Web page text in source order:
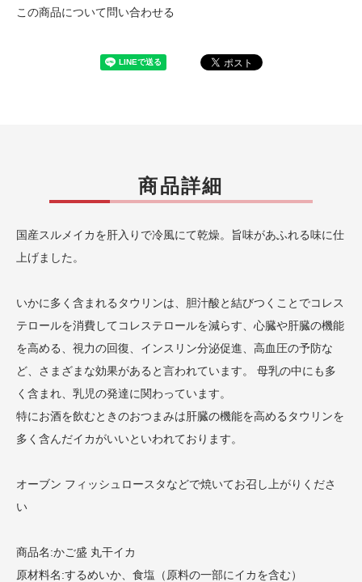
この商品について問い合わせる
商品詳細
国産スルメイカを肝入りで冷風にて乾燥。旨味があふれる味に仕
上げました。
いかに多く含まれるタウリンは、胆汁酸と結びつくことでコレス
テロールを消費してコレステロールを減らす、心臓や肝臓の機能
を高める、視力の回復、インスリン分泌促進、高血圧の予防な
ど、さまざまな効果があると言われています。 母乳の中にも多
く含まれ、乳児の発達に関わっています。
特にお酒を飲むときのおつまみは肝臓の機能を高めるタウリンを
多く含んだイカがいいといわれております。
オーブン フィッシュロースタなどで焼いてお召し上がりくださ
い
商品名:かご盛 丸干イカ
原材料名:するめいか、食塩（原料の一部にイカを含む）